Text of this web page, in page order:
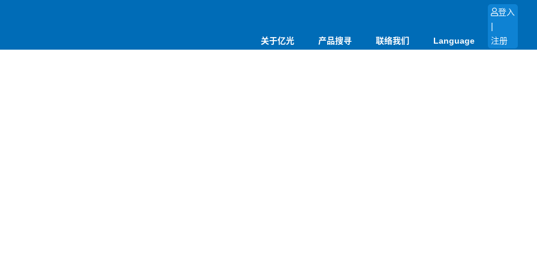
关于亿光 产品搜寻 联络我们 Language
登入
|
注册